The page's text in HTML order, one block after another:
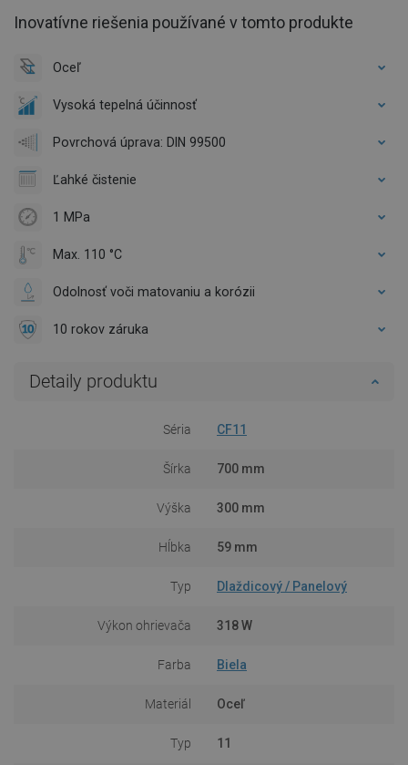
Inovatívne riešenia používané v tomto produkte
Oceľ
Vysoká tepelná účinnosť
Povrchová úprava: DIN 99500
Ľahké čistenie
1 MPa
Max. 110 °C
Odolnosť voči matovaniu a korózii
10 rokov záruka
Detaily produktu
Séria CF11
Šírka 700 mm
Výška 300 mm
Hĺbka 59 mm
Typ Dlaždicový / Panelový
Výkon ohrievača 318 W
Farba Biela
Materiál Oceľ
Typ 11